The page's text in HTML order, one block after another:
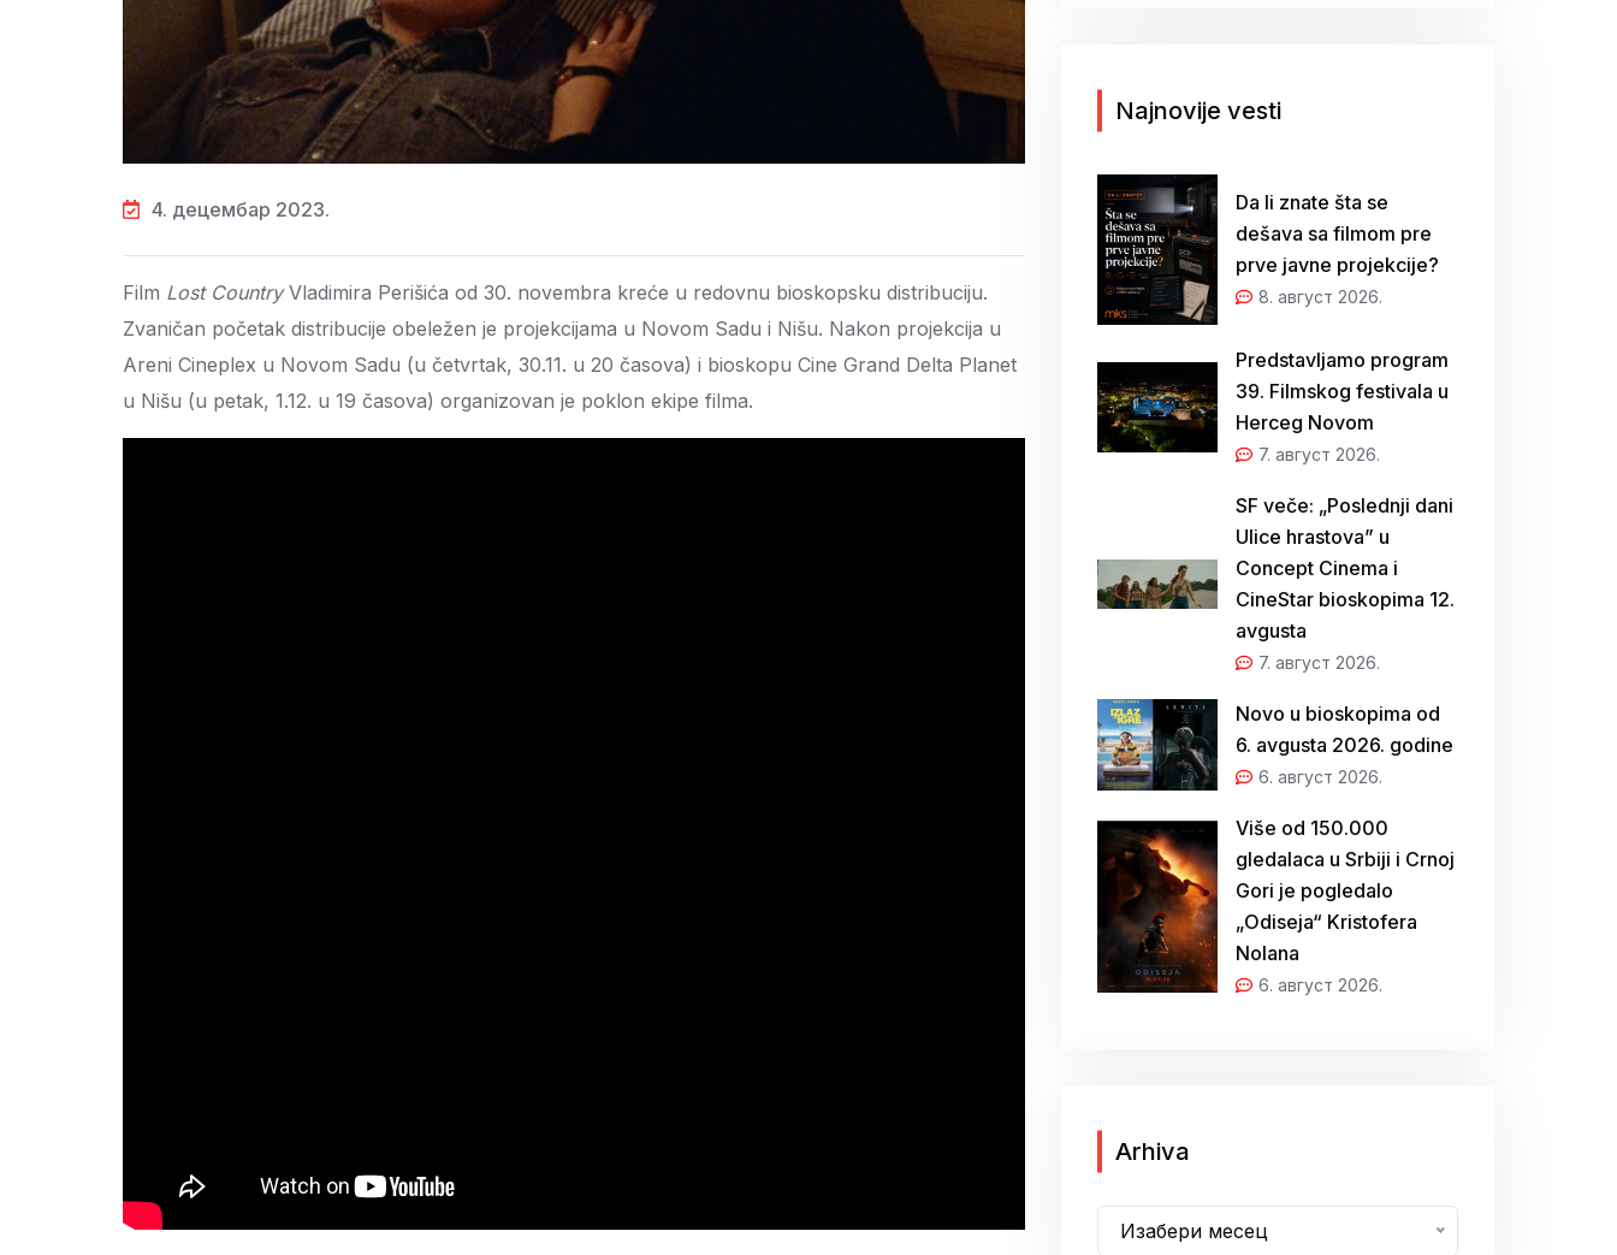
4. децембар 2023.
Film Lost CountryVladimira Perišića od 30. novembra kreće u redovnu bioskopsku distribuciju.
Zvaničan početak distribucije obeležen je projekcijama u Novom Sadu i Nišu. Nakon projekcija u
Areni Cineplex u Novom Sadu (u četvrtak, 30.11. u 20 časova) i bioskopu Cine Grand Delta Planet
u Nišu (u petak, 1.12. u 19 časova) organizovan je poklon ekipe filma.
:
Najnovije vesti
Da li znate šta se
dešava sa filmom pre
prve javne projekcije?
8. август 2026.
Predstavljamo program
39. Filmskog festivala u
Herceg Novom
7. август 2026.
SF veče: „Poslednji dani
Ulice hrastova” u
Concept Cinema i
CineStar bioskopima 12.
avgusta
7. август 2026.
Novo u bioskopima od
6. avgusta 2026. godine
6. август 2026.
Više od 150.000
gledalaca u Srbiji i Crnoj
Gori je pogledalo
„Odiseja“ Kristofera
Nolana
6. август 2026.
Arhiva
h
i
Изабери месец